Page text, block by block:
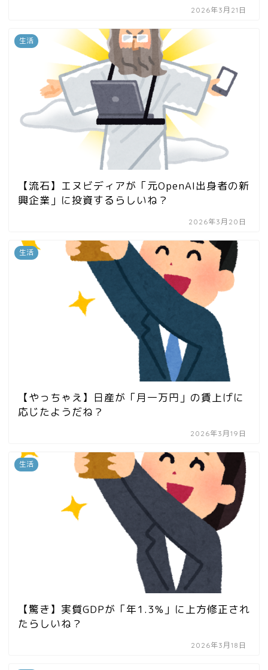
2026年3月21日
生活
【流石】エヌビディアが「元OpenAI出身者の新
興企業」に投資するらしいね？
2026年3月20日
生活
【やっちゃえ】日産が「月一万円」の賃上げに
応じたようだね？
2026年3月19日
生活
【驚き】実質GDPが「年1.3%」に上方修正され
たらしいね？
2026年3月18日